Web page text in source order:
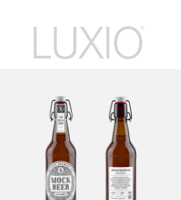
CLEAR & SIMPLE
Logo Design